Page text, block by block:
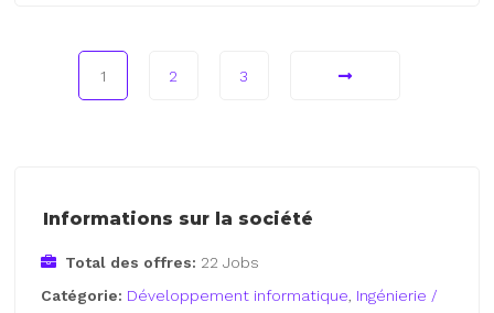
1 2 3
Informations sur la société
Total des offres: 22 Jobs
Catégorie: Développement informatique, Ingénierie /